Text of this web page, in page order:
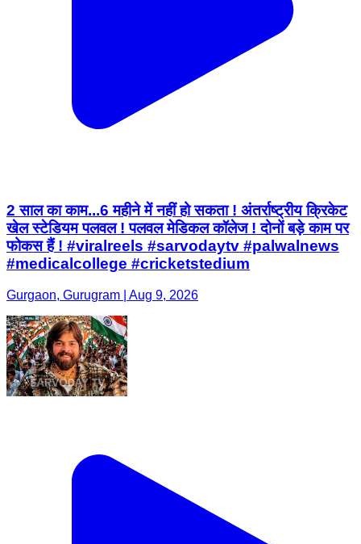
2 साल का काम...6 महीने में नहीं हो सकता ! अंतर्राष्ट्रीय क्रिकेट
खेल स्टेडियम पलवल ! पलवल मेडिकल कॉलेज ! दोनों बड़े काम पर
फोकस हैं ! #viralreels #sarvodaytv #palwalnews
#medicalcollege #cricketstedium
Gurgaon, Gurugram | Aug 9, 2026